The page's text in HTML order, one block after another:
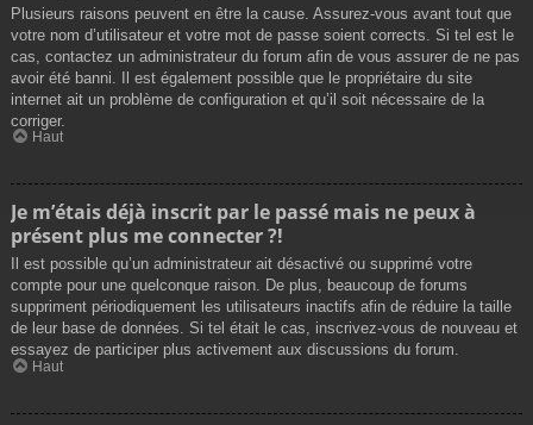
Plusieurs raisons peuvent en être la cause. Assurez-vous avant tout que
votre nom d’utilisateur et votre mot de passe soient corrects. Si tel est le
cas, contactez un administrateur du forum afin de vous assurer de ne pas
avoir été banni. Il est également possible que le propriétaire du site
internet ait un problème de configuration et qu’il soit nécessaire de la
corriger.
Haut
Je m’étais déjà inscrit par le passé mais ne peux à
présent plus me connecter ?!
Il est possible qu’un administrateur ait désactivé ou supprimé votre
compte pour une quelconque raison. De plus, beaucoup de forums
suppriment périodiquement les utilisateurs inactifs afin de réduire la taille
de leur base de données. Si tel était le cas, inscrivez-vous de nouveau et
essayez de participer plus activement aux discussions du forum.
Haut